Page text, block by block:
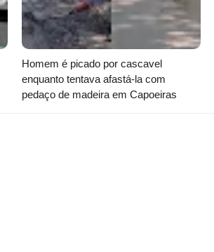
Homem é picado por cascavel
enquanto tentava afastá-la com
pedaço de madeira em Capoeiras